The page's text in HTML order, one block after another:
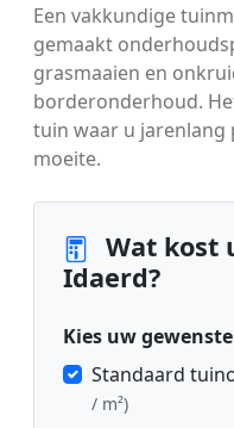
Een vakkundige
gemaakt
grasmaaien en
borderonderhoud.
tuin waar u jarenlang
moeite.
Wat kost
Idaerd?
Kies uw
Standaard
/ m²)